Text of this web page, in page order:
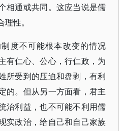
相通或共同。这应当说是儒
性。
度不可能根本改变的情况
有仁心、公心，行仁政，为
所受到的压迫和盘剥，有利
的。但从另一方面看，君主
治利益，也不可能不利用儒
实政治，给自己和自己家族